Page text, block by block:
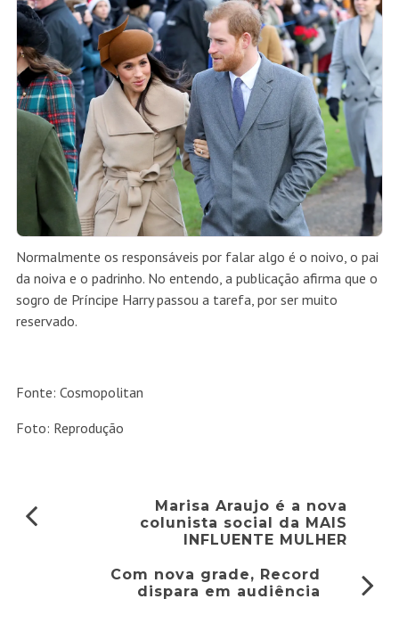
Normalmente os responsáveis por falar algo é o noivo, o pai
da noiva e o padrinho. No entendo, a publicação afirma que o
sogro de Príncipe Harry passou a tarefa, por ser muito
reservado.
Fonte: Cosmopolitan
Foto: Reprodução
Marisa Araujo é a nova
colunista social da MAIS
INFLUENTE MULHER
Com nova grade, Record
dispara em audiência